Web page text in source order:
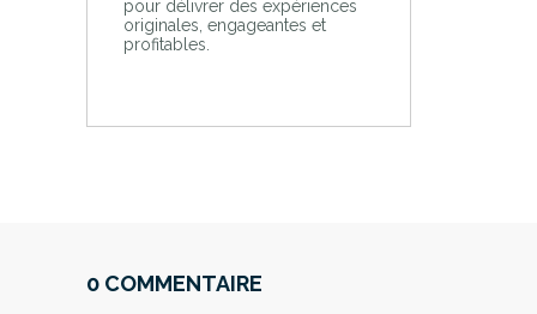
pour délivrer des expériences
originales, engageantes et
profitables.
0 COMMENTAIRE